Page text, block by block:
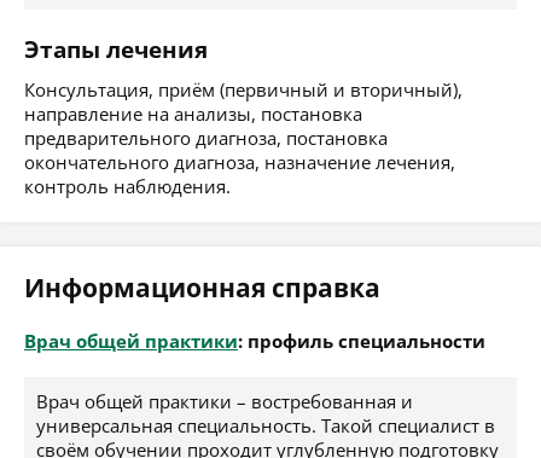
Этапы лечения
Консультация, приём (первичный и вторичный),
направление на анализы, постановка
предварительного диагноза, постановка
окончательного диагноза, назначение лечения,
контроль наблюдения.
Информационная справка
Врач общей практики: профиль специальности
Врач общей практики – востребованная и
универсальная специальность. Такой специалист в
своём обучении проходит углубленную подготовку